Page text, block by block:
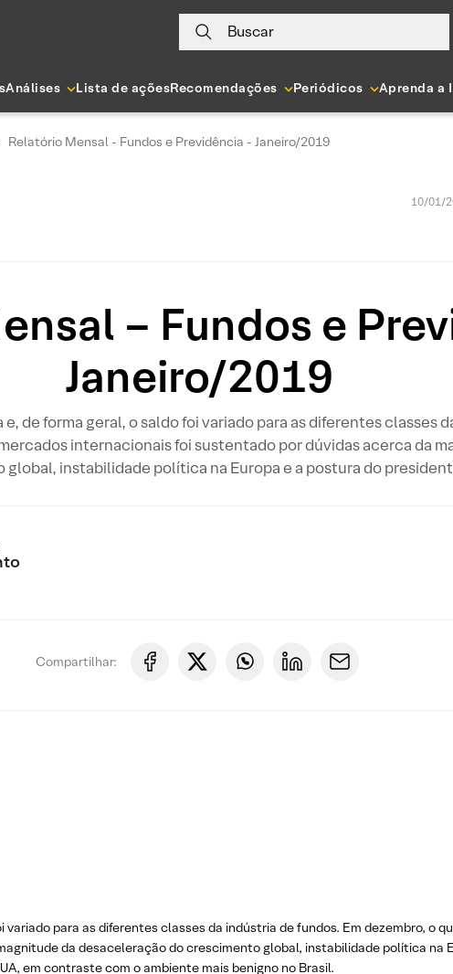
Buscar
Análises Lista de açõesRecomendações Periódicos Aprenda a
Relatório Mensal - Fundos e Previdência - Janeiro/2019
10/01/
– Fundos e
Janeiro/2019
de forma geral, o saldo foi variado para as diferentes classes
internacionais foi sustentado por dúvidas acerca da
instabilidade política na Europa e a postura do
Compartilhar:
variado para as diferentes classes da indústria de fundos. Em dezembro, o
da desaceleração do crescimento global, instabilidade política na
em contraste com o ambiente mais benigno no Brasil.